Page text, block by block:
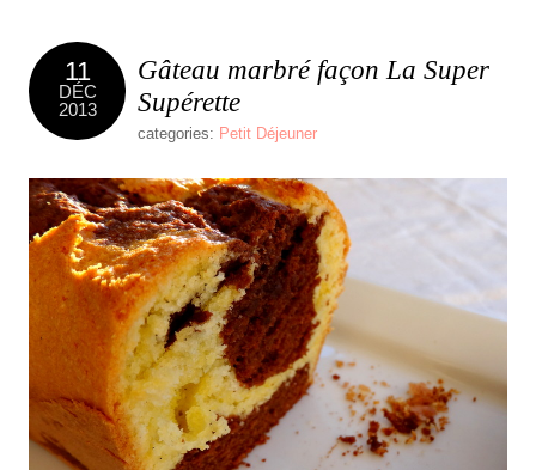
11
DÉC
2013
Gâteau marbré façon La Super
Supérette
categories: Petit Déjeuner